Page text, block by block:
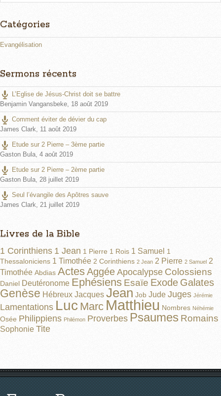
Catégories
Evangélisation
Sermons récents
L’Eglise de Jésus-Christ doit se battre
Benjamin Vangansbeke 18 août 2019
Comment éviter de dévier du cap
James Clark
11 août 2019
Etude sur 2 Pierre – 3ème partie
Gaston Bula 4 août 2019
Etude sur 2 Pierre – 2ème partie
Gaston Bula 28 juillet 2019
Seul l’évangile des Apôtres sauve
James Clark
21 juillet 2019
Livres de la Bible
1 Corinthiens 1 Jean 1 Pierre 1 Rois 1 Samuel 1
Thessaloniciens 1 Timothée 2 Corinthiens 2 Jean 2 Pierre 2 Samuel 2
Timothée Abdias ActesAggée Apocalypse Colossiens
Daniel Deutéronome Ephésiens Esaïe Exode Galates
Genèse Hébreux Jacques Jean Job Jude Juges Jérémie
Lamentations Luc Marc Matthieu Nombres Néhémie
Osée Philippiens Philémon Proverbes Psaumes Romains
Sophonie Tite